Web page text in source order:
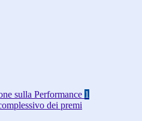
sulla Performance 1
dei premi